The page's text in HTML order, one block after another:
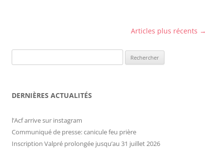
Articles plus récents →
DERNIÈRES ACTUALITÉS
l’Acf arrive sur instagram
Communiqué de presse: canicule feu prière
Inscription Valpré prolongée jusqu’au 31 juillet 2026